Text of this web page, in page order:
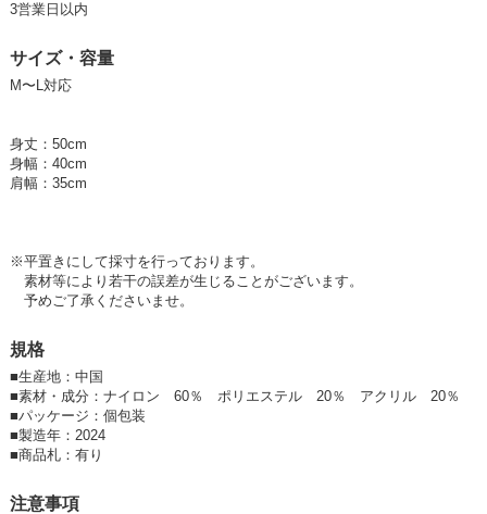
3営業日以内
サイズ・容量
M〜L対応
身丈：50cm
身幅：40cm
肩幅：35cm
※平置きにして採寸を行っております。
素材等により若干の誤差が生じることがございます。
予めご了承くださいませ。
規格
■生産地：中国
■素材・成分：ナイロン 60％ ポリエステル 20％ アクリル 20％
■パッケージ：個包装
■製造年：2024
■商品札：有り
注意事項